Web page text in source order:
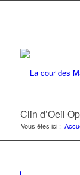
Clin d’Oeil
Vous êtes ici :